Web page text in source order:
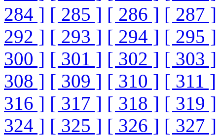
284 ] [ 285 ] [ 286 ] [ 287 ]
292 ] [ 293 ] [ 294 ] [ 295 ]
300 ] [ 301 ] [ 302 ] [ 303 ]
308 ] [ 309 ] [ 310 ] [ 311 ]
316 ] [ 317 ] [ 318 ] [ 319 ]
324 ] [ 325 ] [ 326 ] [ 327 ]